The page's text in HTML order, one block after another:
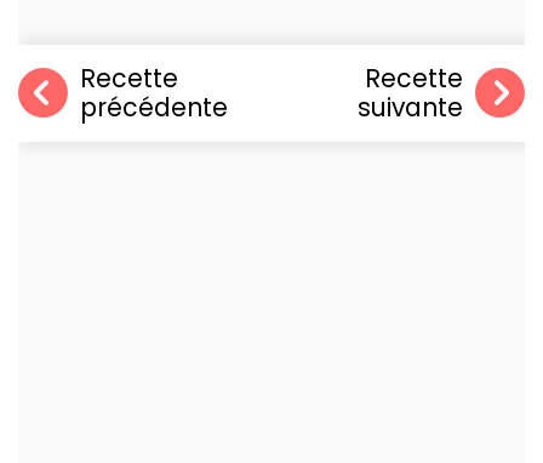
Recette
précédente
Recette
suivante